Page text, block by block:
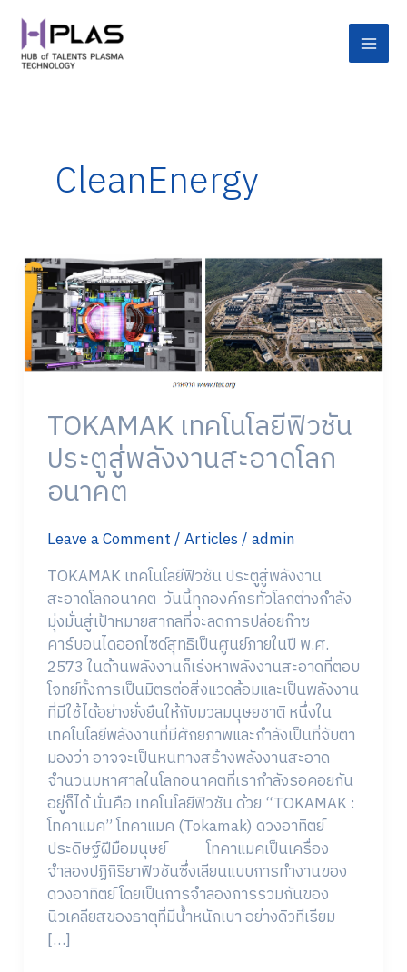
content
Main
CleanEnergy
TOKAMAK เทคโนโลยีฟิวชัน
ประตูสู่พลังงานสะอาดโลก
อนาคต
Leave a Comment/Articles/admin
TOKAMAK เทคโนโลยีฟิวชัน ประตูสู่พลังงาน
สะอาดโลกอนาคต วันนี้ทุกองค์กรทั่วโลกต่างกำลัง
มุ่งมั่นสู่เป้าหมายสากลที่จะลดการปล่อยก๊าซ
คาร์บอนไดออกไซด์สุทธิเป็นศูนย์ภายในปี พ.ศ.
2573 ในด้านพลังงานก็เร่งหาพลังงานสะอาดที่ตอบ
โจทย์ทั้งการเป็นมิตรต่อสิ่งแวดล้อมและเป็นพลังงาน
ที่มีใช้ได้อย่างยั่งยืนให้กับมวลมนุษยชาติ หนึ่งใน
เทคโนโลยีพลังงานที่มีศักยภาพและกำลังเป็นที่จับตา
มองว่า อาจจะเป็นหนทางสร้างพลังงานสะอาด
จำนวนมหาศาลในโลกอนาคตที่เรากำลังรอคอยกัน
อยู่ก็ได้ นั่นคือ เทคโนโลยีฟิวชัน ด้วย “TOKAMAK :
โทคาแมค” โทคาแมค (Tokamak) ดวงอาทิตย์
ประดิษฐ์ฝีมือมนุษย์ โทคาแมคเป็นเครื่อง
จำลองปฏิกิริยาฟิวชันซึ่งเลียนแบบการทำงานของ
ดวงอาทิตย์ โดยเป็นการจำลองการรวมกันของ
นิวเคลียสของธาตุที่มีน้ำหนักเบา อย่างดิวทีเรียม
[…]
TOKAMAK
เทคโนโลยี
ฟิว
ชัน
ประตู
สู่
สะอาด
โลก
อนาคต